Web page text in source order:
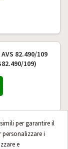
per garantire il
i
e
82.490/109
109)
remoto